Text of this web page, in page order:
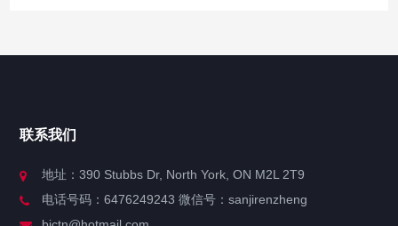
服务分类
联系我们
地址：390 Stubbs Dr, North York, ON M2L 2T9
电话号码：6476249243 微信号：sanjirenzheng